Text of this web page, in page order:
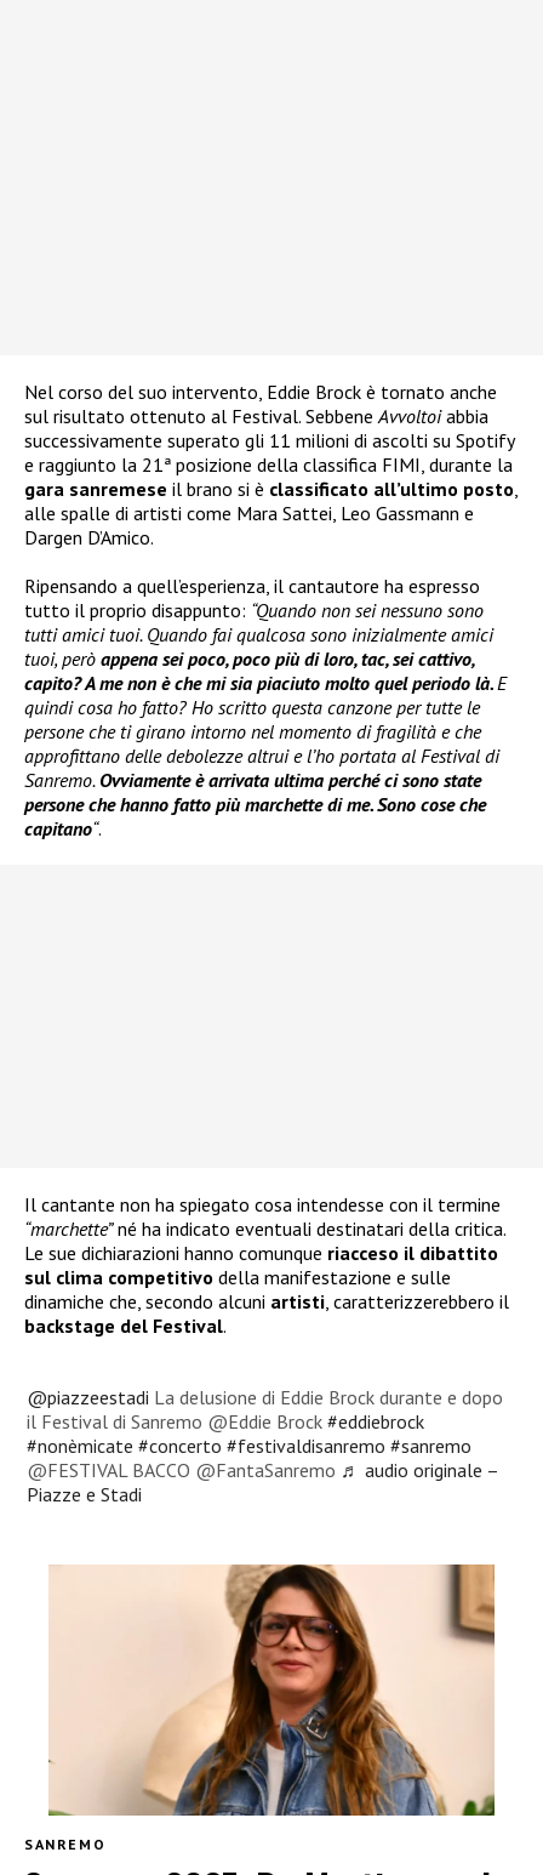
Nel corso del suo intervento, Eddie Brock è tornato anche
sul risultato ottenuto al Festival. SebbeneAvvoltoiabbia
successivamente superato gli 11 milioni di ascolti su Spotify
e raggiunto la 21ª posizione della classifica FIMI, durante la
gara sanremese il brano si è classificato all’ultimo posto,
alle spalle di artisti come Mara Sattei, Leo Gassmann e
Dargen D’Amico.
Ripensando a quell’esperienza, il cantautore ha espresso
tutto il proprio disappunto: “Quando non sei nessuno sono
tutti amici tuoi. Quando fai qualcosa sono inizialmente amici
tuoi, però appena sei poco, poco più di loro, tac, sei cattivo,
capito? A me non è che mi sia piaciuto molto quel periodo là.E
quindi cosa ho fatto? Ho scritto questa canzone per tutte le
persone che ti girano intorno nel momento di fragilità e che
approfittano delle debolezze altrui e l’ho portata al Festival di
Sanremo. Ovviamente è arrivata ultima perché ci sono state
persone che hanno fatto più marchette di me. Sono cose che
capitano“.
Il cantante non ha spiegato cosa intendesse con il termine
“marchette”né ha indicato eventuali destinatari della critica.
Le sue dichiarazioni hanno comunque riacceso il dibattito
sul clima competitivo della manifestazione e sulle
dinamiche che, secondo alcuni artisti, caratterizzerebbero il
backstage del Festival.
@piazzeestadi La delusione di Eddie Brock durante e dopo
il Festival di Sanremo @Eddie Brock#eddiebrock
#nonèmicate #concerto #festivaldisanremo #sanremo
@FESTIVAL BACCO @FantaSanremo ♬ audio originale –
Piazze e Stadi
SANREMO